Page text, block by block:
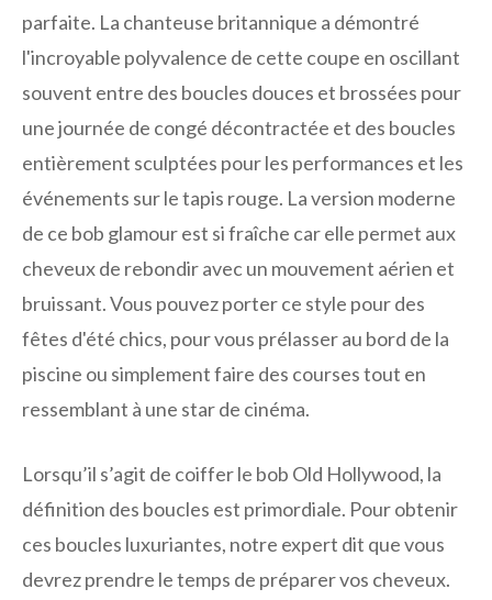
parfaite. La chanteuse britannique a démontré
l'incroyable polyvalence de cette coupe en oscillant
souvent entre des boucles douces et brossées pour
une journée de congé décontractée et des boucles
entièrement sculptées pour les performances et les
événements sur le tapis rouge. La version moderne
de ce bob glamour est si fraîche car elle permet aux
cheveux de rebondir avec un mouvement aérien et
bruissant. Vous pouvez porter ce style pour des
fêtes d'été chics, pour vous prélasser au bord de la
piscine ou simplement faire des courses tout en
ressemblant à une star de cinéma.
Lorsqu’il s’agit de coiffer le bob Old Hollywood, la
définition des boucles est primordiale. Pour obtenir
ces boucles luxuriantes, notre expert dit que vous
devrez prendre le temps de préparer vos cheveux.